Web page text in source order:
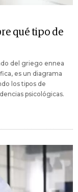
qué tipo de
del griego ennea
es un diagrama
los tipos de
psicológicas.